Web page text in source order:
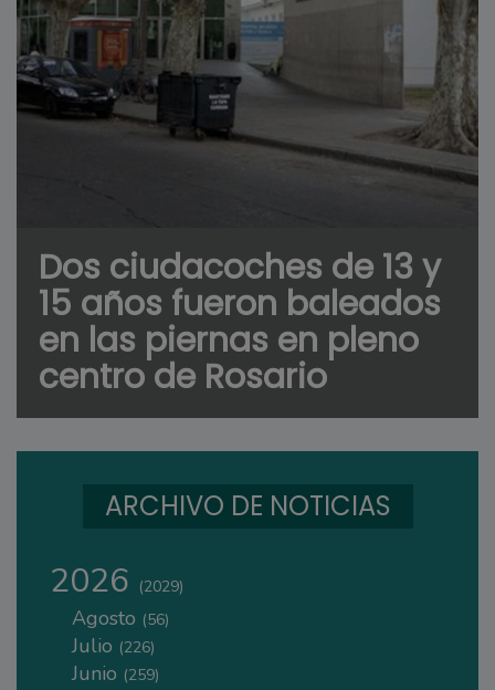
Dos ciudacoches de 13 y
15 años fueron baleados
en las piernas en pleno
centro de Rosario
ARCHIVO DE NOTICIAS
2026 (2029)
Agosto (56)
Julio (226)
Junio (259)